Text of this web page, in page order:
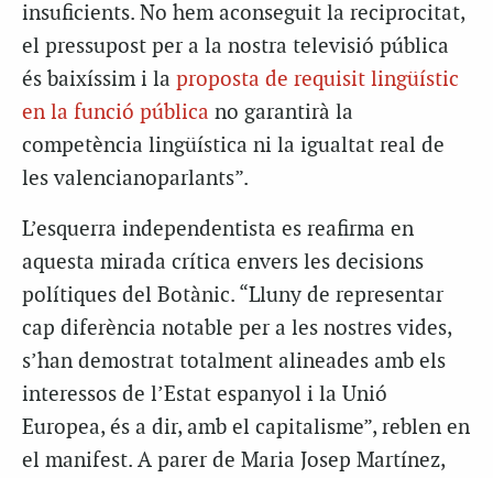
insuficients. No hem aconseguit la reciprocitat,
el pressupost per a la nostra televisió pública
és baixíssim i la proposta de requisit lingüístic
en la funció pública no garantirà la
competència lingüística ni la igualtat real de
les valencianoparlants”.
L’esquerra independentista es reafirma en
aquesta mirada crítica envers les decisions
polítiques del Botànic. “Lluny de representar
cap diferència notable per a les nostres vides,
s’han demostrat totalment alineades amb els
interessos de l’Estat espanyol i la Unió
Europea, és a dir, amb el capitalisme”, reblen en
el manifest. A parer de Maria Josep Martínez,